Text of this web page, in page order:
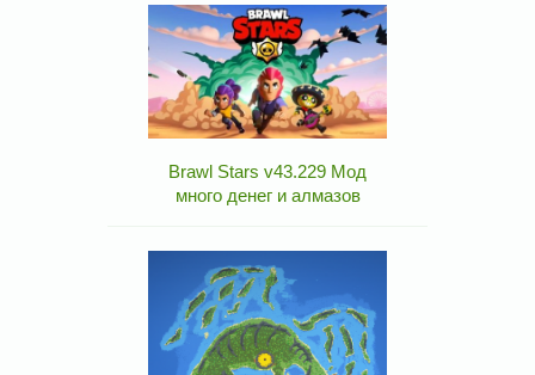
Brawl Stars v43.229 Мод
много денег и алмазов